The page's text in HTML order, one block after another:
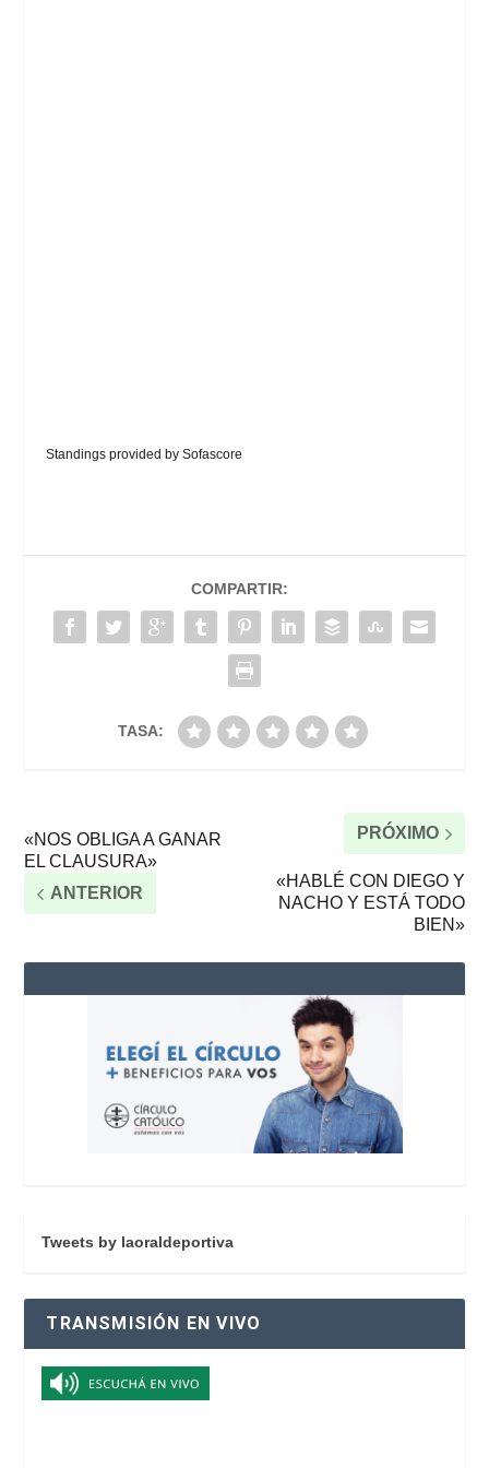
Standings provided bySofascore
COMPARTIR:
TASA:
«NOS OBLIGA A GANAR
EL CLAUSURA»
ANTERIOR
PRÓXIMO
«HABLÉ CON DIEGO Y
NACHO Y ESTÁ TODO
BIEN»
Tweets by laoraldeportiva
TRANSMISIÓN EN VIVO